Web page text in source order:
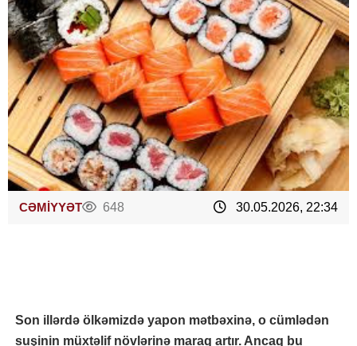
CƏMİYYƏT 648 30.05.2026, 22:34
Son illərdə ölkəmizdə yapon mətbəxinə, o cümlədən
suşinin müxtəlif növlərinə maraq artır. Ancaq bu